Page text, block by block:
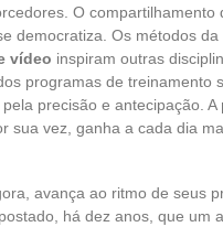
O compartilhamento
democratiza. Os métodos da
vídeo inspiram outras
programas de treinamento
precisão e antecipação. A
sua vez, ganha a cada dia
avança ao ritmo de seus
há dez anos, que um